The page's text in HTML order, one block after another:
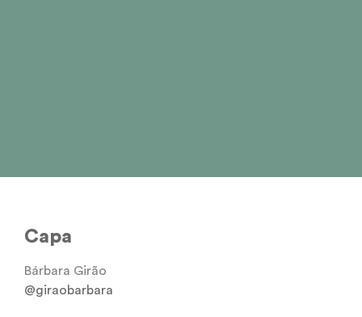
Capa
Bárbara Girão
@giraobarbara